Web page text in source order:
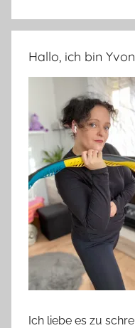
Hallo, ich bin
Ich liebe es zu